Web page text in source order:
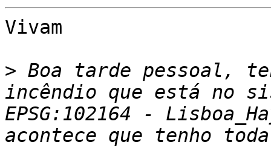
Vivam
> Boa tarde pessoal,
incêndio que está no
EPSG:102164 -
acontece que tenho